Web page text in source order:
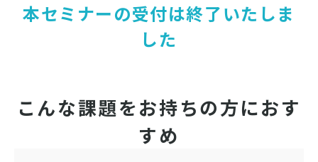
本セミナーの受付は終了いたしま
した
こんな課題をお持ちの方におす
すめ